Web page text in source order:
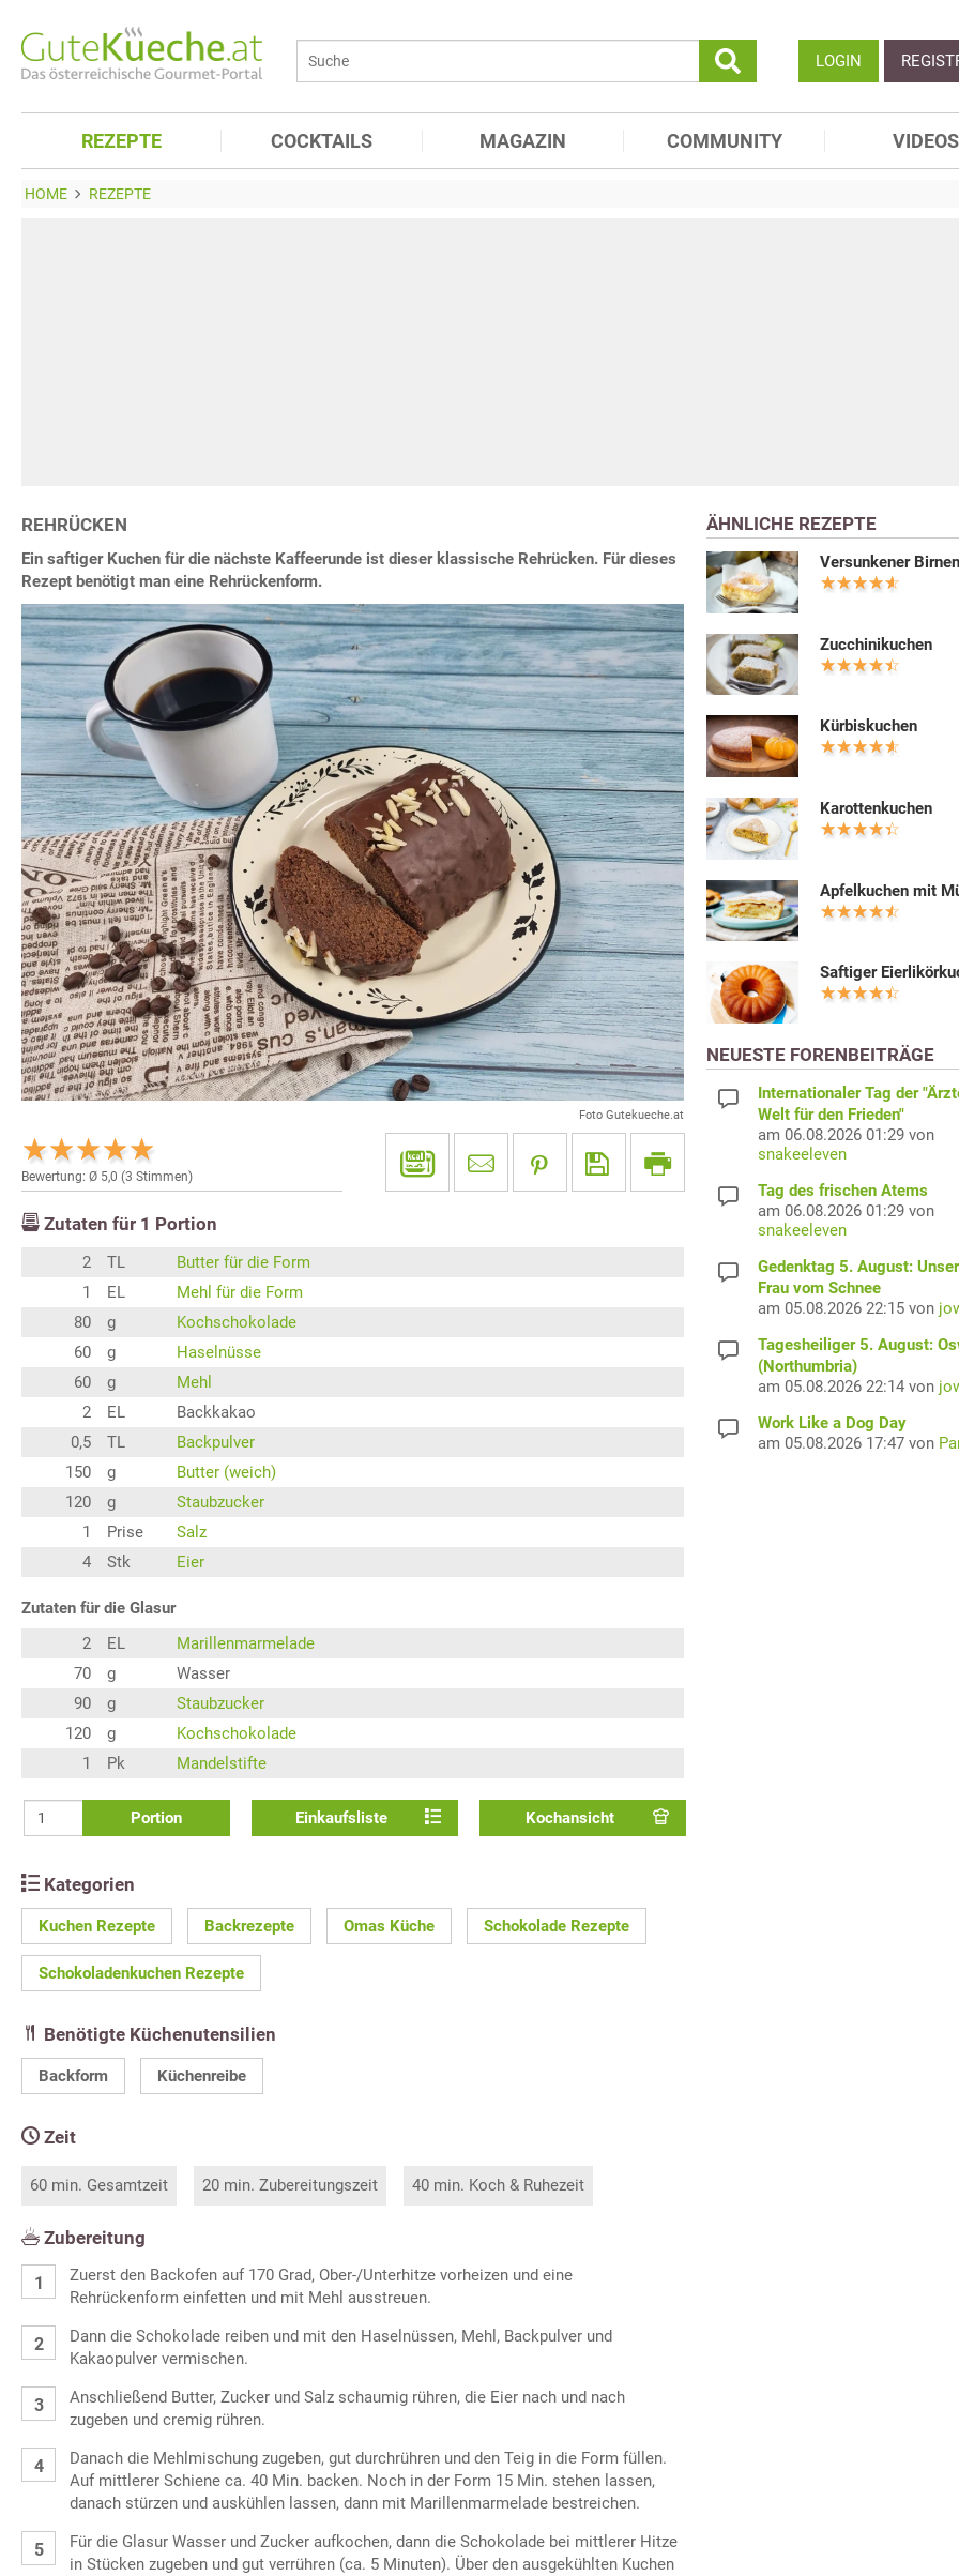
LOGIN
REZEPTE COCKTAILS MAGAZIN COMMUNITY VIDEOS
HOME REZEPTE
REHRÜCKEN
Ein saftiger Kuchen für die nächste Kaffeerunde ist dieser klassische Rehrücken. Für dieses
Rezept benötigt man eine Rehrückenform.
Foto Gutekueche.at
Bewertung: Ø 5,0 (3 Stimmen)
Zutaten für 1 Portion
2 TL
Butter für die Form
1
EL
Mehl für die Form
80
g
Kochschokolade
60
g
Haselnüsse
60
g
Mehl
2
EL
Backkakao
0,5
TL
Backpulver
150
g
Butter (weich)
120
g
Staubzucker
1
Prise
Salz
4
Stk Eier
Zutaten für die Glasur
2
EL
Marillenmarmelade
70
g
Wasser
90
g
Staubzucker
120
g
Kochschokolade
1
Pk Mandelstifte
Portion Einkaufsliste Kochansicht
Kategorien
Kuchen Rezepte Backrezepte Omas Küche Schokolade Rezepte
Schokoladenkuchen Rezepte
Benötigte Küchenutensilien
Backform Küchenreibe
Zeit
60 min. Gesamtzeit 20 min. Zubereitungszeit 40 min. Koch & Ruhezeit
Zubereitung
Zuerst den Backofen auf 170 Grad, Ober-/Unterhitze vorheizen und eine
Rehrückenform einfetten und mit Mehl ausstreuen.
Dann die Schokolade reiben und mit den Haselnüssen, Mehl, Backpulver und
Kakaopulver vermischen.
Anschließend Butter, Zucker und Salz schaumig rühren, die Eier nach und nach
zugeben und cremig rühren.
Danach die Mehlmischung zugeben, gut durchrühren und den Teig in die Form füllen.
Auf mittlerer Schiene ca. 40 Min. backen. Noch in der Form 15 Min. stehen lassen,
danach stürzen und auskühlen lassen, dann mit Marillenmarmelade bestreichen.
Für die Glasur Wasser und Zucker aufkochen, dann die Schokolade bei mittlerer Hitze
in Stücken zugeben und gut verrühren (ca. 5 Minuten). Über den ausgekühlten Kuchen
ÄHNLICHE REZEPTE
Versunkener
Zucchinikuchen
Kürbiskuchen
Karottenkuchen
Apfelkuchen mit
Saftiger
NEUESTE FORENBEITRÄGE
Internationaler Tag der
Welt für den Frieden"
am 06.08.2026 01:29 von
snakeeleven
Tag des frischen Atems
am 06.08.2026 01:29 von
snakeeleven
Gedenktag 5. August:
Frau vom Schnee
am 05.08.2026 22:15 von
Tagesheiliger 5. August:
(Northumbria)
am 05.08.2026 22:14 von
Work Like a Dog Day
am 05.08.2026 17:47 von